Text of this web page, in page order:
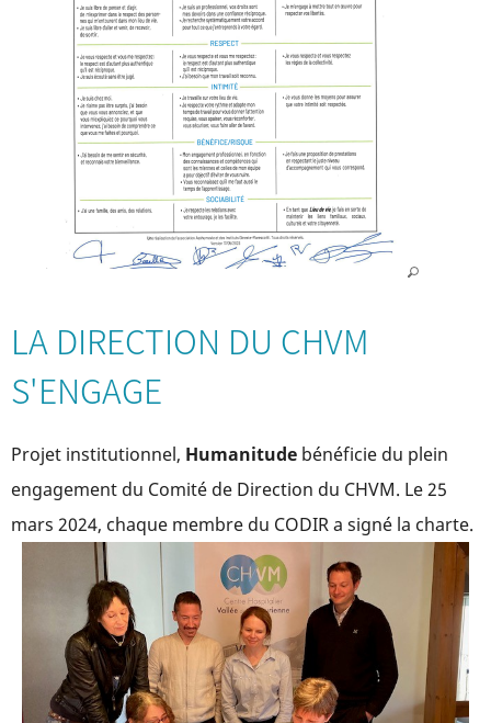
LA DIRECTION DU CHVM
S'ENGAGE
Projet institutionnel, Humanitude bénéficie du plein
engagement du Comité de Direction du CHVM. Le 25
mars 2024, chaque membre du CODIR a signé la charte.